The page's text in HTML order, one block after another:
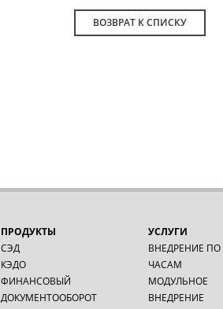
ВОЗВРАТ К СПИСКУ
ПРОДУКТЫ
СЭД
КЭДО
ФИНАНСОВЫЙ
ДОКУМЕНТООБОРОТ
УСЛУГИ
ВНЕДРЕНИЕ ПО
ЧАСАМ
МОДУЛЬНОЕ
ВНЕДРЕНИЕ